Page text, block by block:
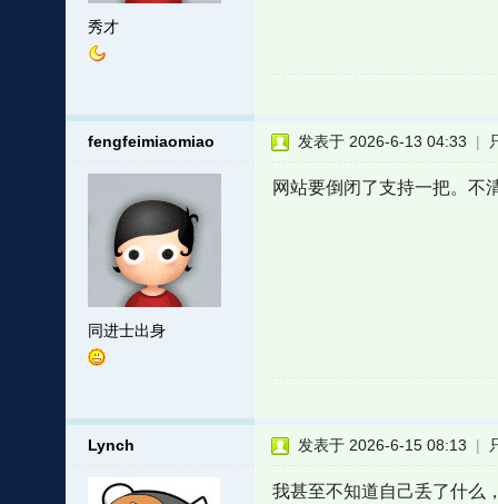
秀才
fengfeimiaomiao
同进士出身
发表于 2026-6-13 04:33 |
网站要倒闭了支持一把。不
Lynch 发表于 2026-6-15 08:13 |
我甚至不知道自己丢了什么